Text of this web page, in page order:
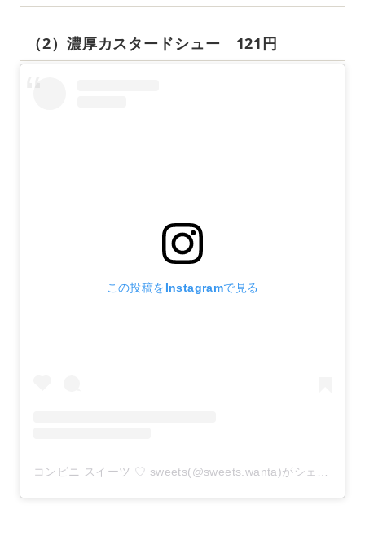
（2）濃厚カスタードシュー 121円
この投稿をInstagramで見る
コンビニ スイーツ ♡ sweets(@sweets.wanta)がシェアした投稿